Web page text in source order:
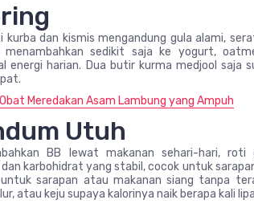
kurba dan kismis mengandung gula alami,
sedikit saja ke yogurt,
energi harian. Dua butir kurma medjool saja
Meredakan Asam Lambung yang Ampuh
Utuh
BB lewat makanan sehari-hari,
karbohidrat yang stabil, cocok untuk
sarapan atau makanan siang tanpa
atau keju supaya kalorinya naik berapa kali